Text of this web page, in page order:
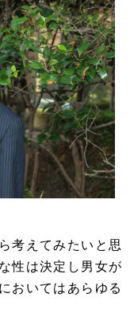
考えてみたいと思
性は決定し男女が
おいてはあらゆる